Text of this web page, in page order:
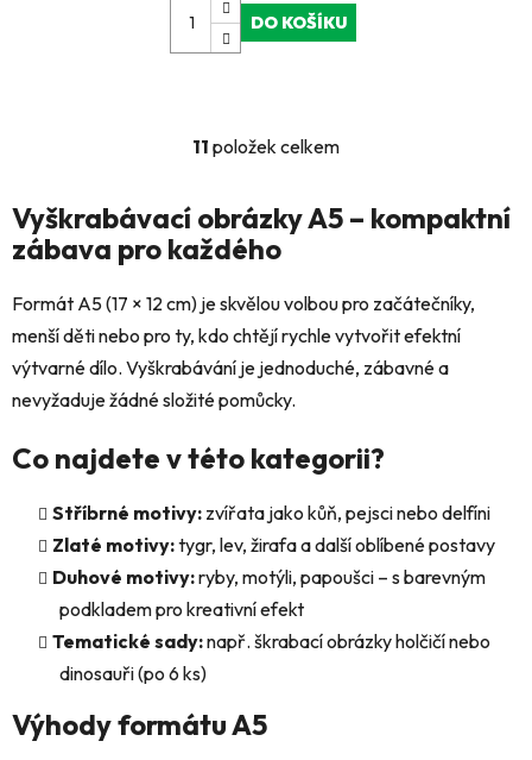
DO KOŠÍKU
O
l
á
d
c
í
p
r
y
ý
p
i
s
u
11 položek celkem
Vyškrabávací obrázky A5 – kompaktní
zábava pro každého
Formát A5 (17 × 12 cm) je skvělou volbou pro začátečníky,
menší děti nebo pro ty, kdo chtějí rychle vytvořit efektní
výtvarné dílo. Vyškrabávání je jednoduché, zábavné a
nevyžaduje žádné složité pomůcky.
Co najdete v této kategorii?
Stříbrné motivy: zvířata jako kůň, pejsci nebo delfíni
Zlaté motivy:tygr, lev, žirafa a další oblíbené postavy
Duhové motivy:ryby, motýli, papoušci – s barevným
podkladem pro kreativní efekt
Tematické sady:např. škrabací obrázky holčičí nebo
dinosauři (po 6 ks)
Výhody formátu A5